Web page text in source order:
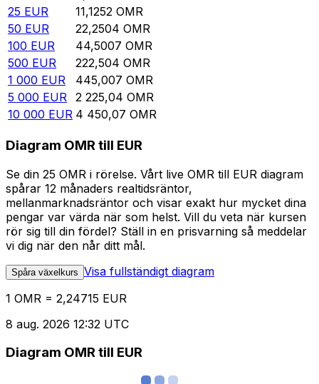
25 EUR 11,1252 OMR
50 EUR 22,2504 OMR
100 EUR 44,5007 OMR
500 EUR 222,504 OMR
1 000 EUR 445,007 OMR
5 000 EUR 2 225,04 OMR
10 000 EUR 4 450,07 OMR
Diagram OMR till EUR
Se din 25 OMR i rörelse. Vårt live OMR till EUR diagram
spårar 12 månaders realtidsräntor,
mellanmarknadsräntor och visar exakt hur mycket dina
pengar var värda när som helst. Vill du veta när kursen
rör sig till din fördel? Ställ in en prisvarning så meddelar
vi dig när den når ditt mål.
Spåra växelkurs Visa fullständigt diagram
1 OMR = 2,24715 EUR
8 aug. 2026 12:32 UTC
Diagram OMR till EUR